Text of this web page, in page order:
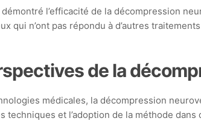
l’efficacité de la décompression
qui n’ont pas répondu à d’autres
de la
médicales, la décompression
techniques et l’adoption de la méthode